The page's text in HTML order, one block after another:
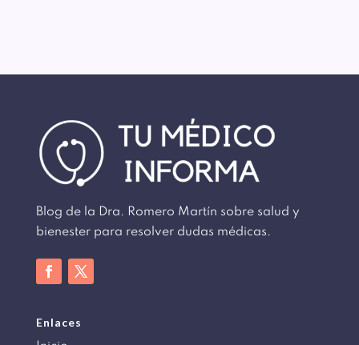
Blog de la Dra. Romero Martín sobre salud y
bienester para resolver dudas médicas.
Enlaces